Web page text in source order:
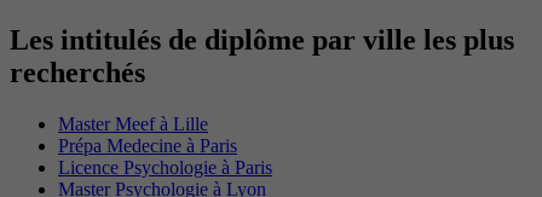
Les intitulés de diplôme par ville les plus
recherchés
Master Meef à Lille
Prépa Medecine à Paris
Licence Psychologie à Paris
Master Psychologie à Lyon